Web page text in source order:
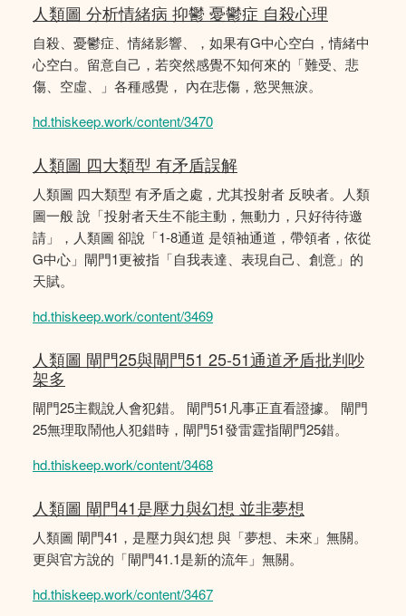
人類圖 分析情緒病 抑鬱 憂鬱症 自殺心理
自殺、憂鬱症、情緒影響、，如果有G中心空白，情緒中
心空白。留意自己，若突然感覺不知何來的「難受、悲
傷、空虛、」各種感覺， 內在悲傷，慾哭無淚。
hd.thiskeep.work/content/3470
人類圖 四大類型 有矛盾誤解
人類圖 四大類型 有矛盾之處，尤其投射者 反映者。人類
圖一般 說「投射者天生不能主動，無動力，只好待待邀
請」，人類圖 卻說「1-8通道 是領袖通道，帶領者，依從
G中心」閘門1更被指「自我表達、表現自己、創意」的
天賦。
hd.thiskeep.work/content/3469
人類圖 閘門25與閘門51 25-51通道矛盾批判吵
架多
閘門25主觀說人會犯錯。 閘門51凡事正直看證據。 閘門
25無理取鬧他人犯錯時，閘門51發雷霆指閘門25錯。
hd.thiskeep.work/content/3468
人類圖 閘門41是壓力與幻想 並非夢想
人類圖 閘門41，是壓力與幻想 與「夢想、未來」無關。
更與官方說的「閘門41.1是新的流年」無關。
hd.thiskeep.work/content/3467